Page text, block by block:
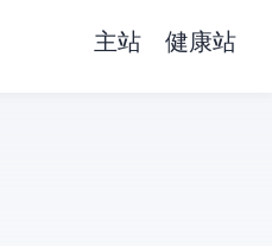
主站 健康站